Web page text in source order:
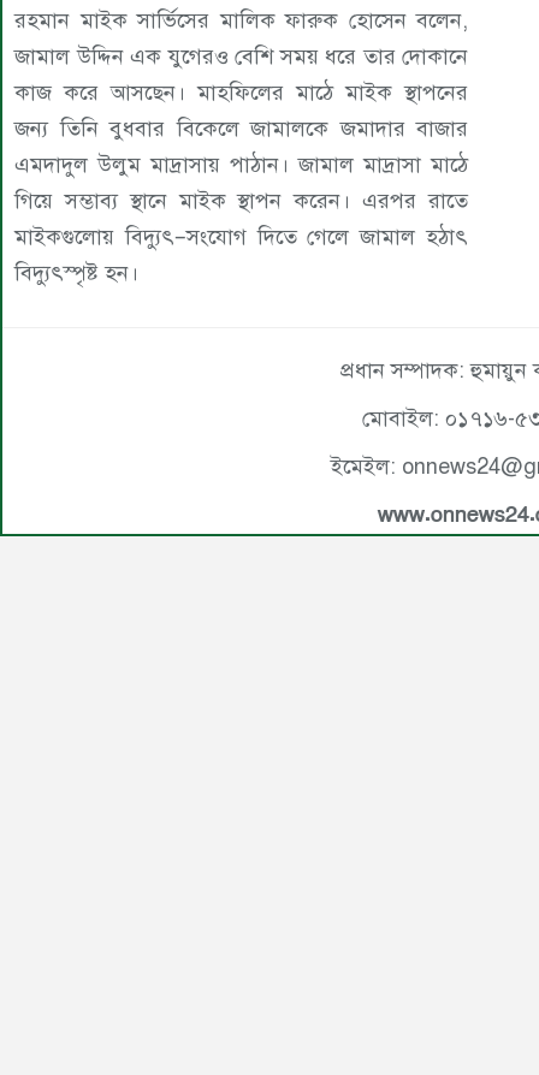
রহমান মাইক সার্ভিসের মালিক ফারুক হোসেন বলেন,
জামাল উদ্দিন এক যুগেরও বেশি সময় ধরে তার দোকানে
কাজ করে আসছেন। মাহফিলের মাঠে মাইক স্থাপনের
জন্য তিনি বুধবার বিকেলে জামালকে জমাদার বাজার
এমদাদুল উলুম মাদ্রাসায় পাঠান। জামাল মাদ্রাসা মাঠে
গিয়ে সম্ভাব্য স্থানে মাইক স্থাপন করেন। এরপর রাতে
মাইকগুলোয় বিদ্যুৎ–সংযোগ দিতে গেলে জামাল হঠাৎ
বিদ্যুৎস্পৃষ্ট হন।
প্রধান সম্পাদক: হুমায়ুন
মোবাইল: ০১৭১৬-
ইমেইল: